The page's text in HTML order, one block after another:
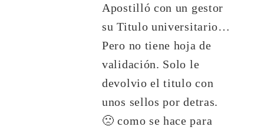
Apostilló con un gestor
su Titulo universitario…
Pero no tiene hoja de
validación. Solo le
devolvio el titulo con
unos sellos por detras.
🙁 como se hace para